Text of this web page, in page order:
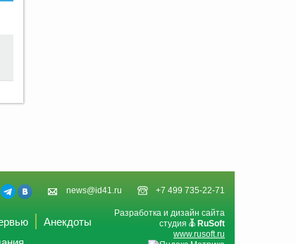
news@id41.ru +7 499 735-22-71
Разработка и дизайн сайта
студия
RuSoft
www.rusoft.ru
Анекдоты